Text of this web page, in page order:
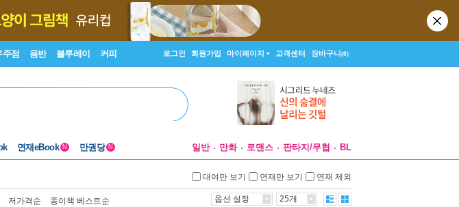
주점 음반 블루레이 커피 로그인 회원가입 마이페이지 고객센터 장바구니(0)
연재eBook N 만권당 N 일반 만화 로맨스 판타지/무협 BL
대여만 보기 연재만 보기 연재 제외
저가격순 종이책 베스트순 옵션 설정 25개